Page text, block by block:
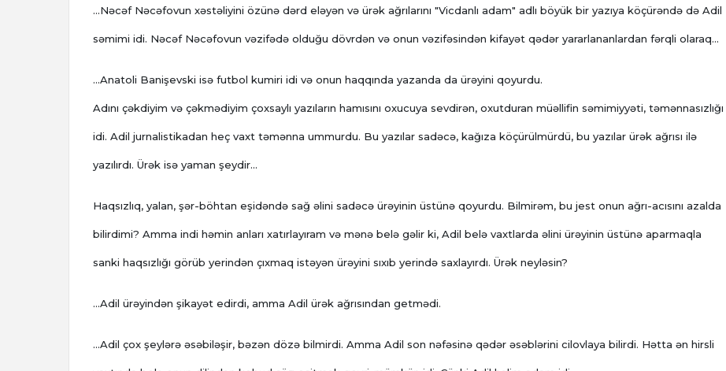
...Nəcəf Nəcəfovun xəstəliyini özünə dərd eləyən və ürək ağrılarını "Vicdanlı adam" adlı böyük bir yazıya köçürəndə də Adil
səmimi idi. Nəcəf Nəcəfovun vəzifədə olduğu dövrdən və onun vəzifəsindən kifayət qədər yararlananlardan fərqli olaraq...
...Anatoli Banişevski isə futbol kumiri idi və onun haqqında yazanda da ürəyini qoyurdu.
Adını çəkdiyim və çəkmədiyim çoxsaylı yazıların hamısını oxucuya sevdirən, oxutduran müəllifin səmimiyyəti, təmənnasızlığı
idi. Adil jurnalistikadan heç vaxt təmənna ummurdu. Bu yazılar sadəcə, kağıza köçürülmürdü, bu yazılar ürək ağrısı ilə
yazılırdı. Ürək isə yaman şeydir...
Haqsızlıq, yalan, şər-böhtan eşidəndə sağ əlini sadəcə ürəyinin üstünə qoyurdu. Bilmirəm, bu jest onun ağrı-acısını azalda
bilirdimi? Amma indi həmin anları xatırlayıram və mənə belə gəlir ki, Adil belə vaxtlarda əlini ürəyinin üstünə aparmaqla
sanki haqsızlığı görüb yerindən çıxmaq istəyən ürəyini sıxıb yerində saxlayırdı. Ürək neyləsin?
...Adil ürəyindən şikayət edirdi, amma Adil ürək ağrısından getmədi.
...Adil çox şeylərə əsəbiləşir, bəzən dözə bilmirdi. Amma Adil son nəfəsinə qədər əsəblərini cilovlaya bilirdi. Hətta ən hirsli